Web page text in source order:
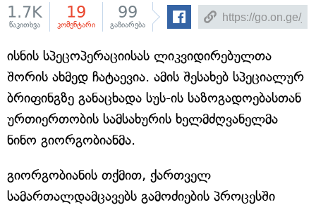
1.7K
წაკითხვა
19
კომენტარი
99
გაზიარება
ისნის სპეცოპერაციისას ლიკვიდირებულთა
შორის ახმედ ჩატაევია. ამის შესახებ სპეციალურ
ბრიფინგზე განაცხადა სუს-ის საზოგადოებასთან
ურთიერთობის სამსახურის ხელმძღვანელმა
ნინო გიორგობიანმა.
გიორგობიანის თქმით, ქართველ
სამართალდამცავებს გამოძიების პროცესში